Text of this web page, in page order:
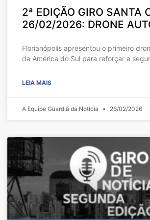
2ª EDIÇÃO GIRO SANTA
26/02/2026: DRONE
Florianópolis apresentou o primeiro
da América do Sul para reforçar a
LEIA MAIS
A Equipe Guardiã da Notícia 26/02/2026